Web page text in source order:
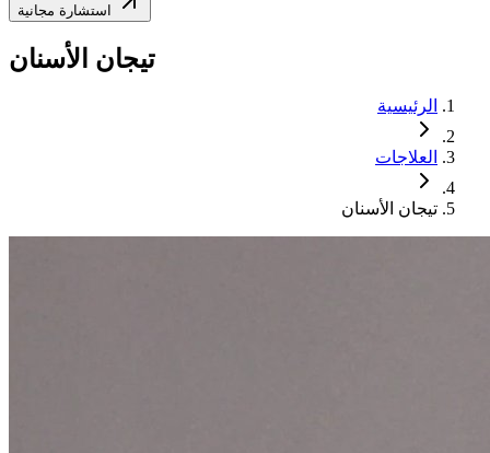
استشارة مجانية
تيجان الأسنان
الرئيسية
العلاجات
تيجان الأسنان